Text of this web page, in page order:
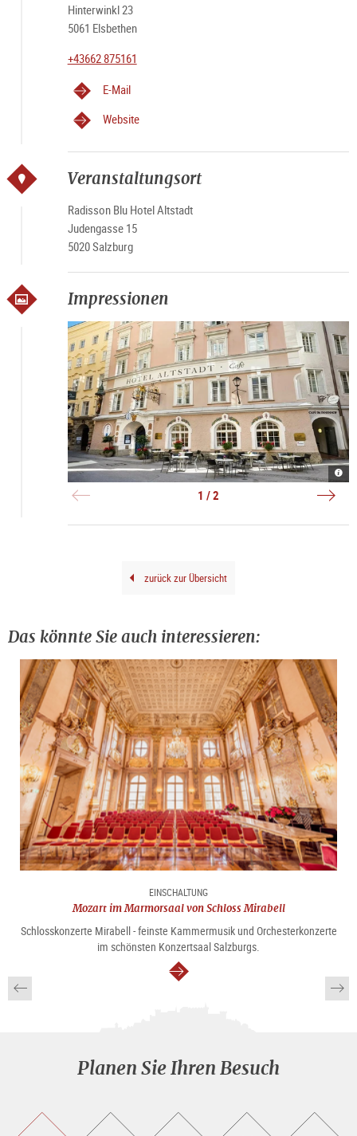
Hinterwinkl 23
5061 Elsbethen
+43662 875161
E-Mail
Website
Veranstaltungsort
Radisson Blu Hotel Altstadt
Judengasse 15
5020 Salzburg
Impressionen
Blu
Blu
1 / 2
zurück zur Übersicht
Das könnte Sie auch interessieren:
EINSCHALTUNG
Mozart im Marmorsaal von Schloss Mirabell
Schlosskonzerte Mirabell - feinste Kammermusik und Orchesterkonzerte
im schönsten Konzertsaal Salzburgs.
weiter
Planen Sie Ihren Besuch